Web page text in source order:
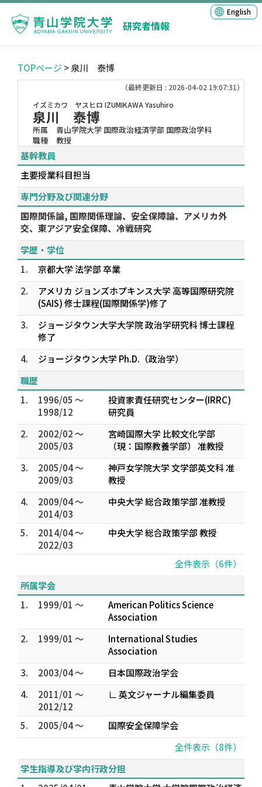
研究者情報
English
TOPページ > 泉川 泰博
（最終更新日 : 2026-04-02 19:07:31）
イズミカワ ヤスヒロ IZUMIKAWA Yasuhiro
泉川 泰博
所属
青山学院大学 国際政治経済学部 国際政治学科
職種
教授
基幹教員
主要授業科目担当
専門分野及び関連分野
国際関係論, 国際関係理論、安全保障論、アメリカ外
交、東アジア安全保障、冷戦研究
学歴・学位
1.
京都大学 法学部 卒業
2.
アメリカ ジョンズホプキンス大学 高等国際研究院
(SAIS) 修士課程(国際関係学)修了
3.
ジョージタウン大学大学院 政治学研究科 博士課程
修了
4.
ジョージタウン大学 Ph.D.（政治学）
職歴
1.
1996/05 ～
1998/12
投資家責任研究センター(IRRC)
研究員
2.
2002/02 ～
2005/03
宮崎国際大学 比較文化学部
（現：国際教養学部） 准教授
3.
2005/04 ～
2009/03
神戸女学院大学 文学部英文科 准
教授
4.
2009/04 ～
2014/03
中央大学 総合政策学部 准教授
5.
2014/04 ～
2022/03
中央大学 総合政策学部 教授
全件表示（6件）
所属学会
1.
1999/01 ～
American Politics Science
Association
2.
1999/01 ～
International Studies
Association
3.
2003/04 ～
日本国際政治学会
4.
2011/01 ～
2012/12
∟ 英文ジャーナル編集委員
5. 2005/04 ～
国際安全保障学会
全件表示（8件）
学生指導及び学内行政分担